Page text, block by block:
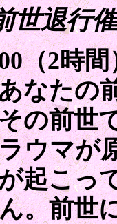
世退行
（2時間
たの前
前世で
ウマが
起こっ
。前世